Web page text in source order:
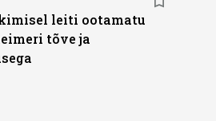
leiti ootamatu
tõve ja